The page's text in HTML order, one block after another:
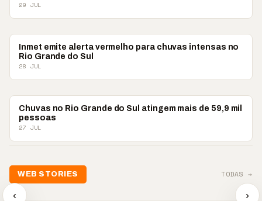
29 JUL
BRASIL
Inmet emite alerta vermelho para chuvas intensas no
Rio Grande do Sul
28 JUL
BRASIL
Chuvas no Rio Grande do Sul atingem mais de 59,9 mil
pessoas
27 JUL
WEB STORIES TODAS →
‹
🛍️ Atendimento ainda é
o diferencial nas vendas
🔥 “O
custar
›